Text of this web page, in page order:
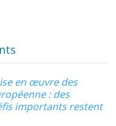
en œuvre des
: des
importants restent